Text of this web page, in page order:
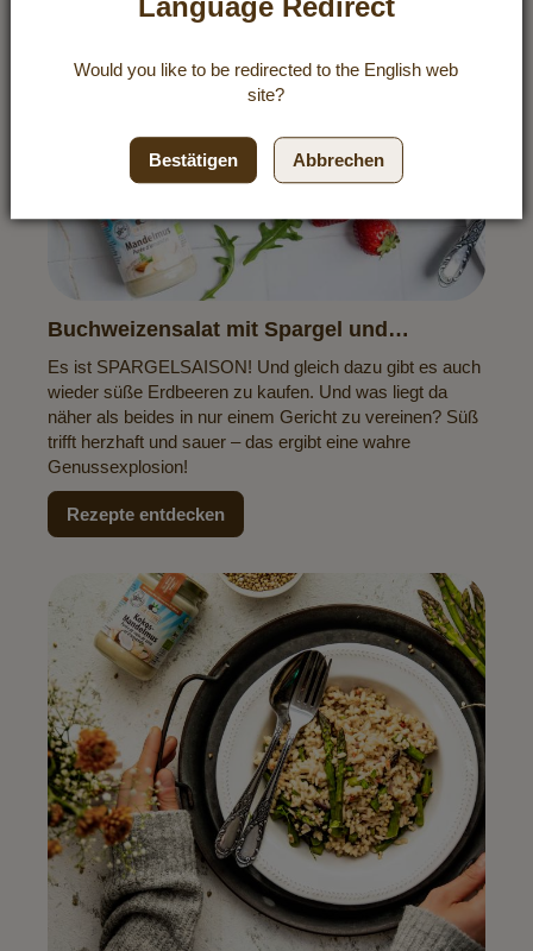
Buchweizensalat mit Spargel und
Es ist SPARGELSAISON! Und gleich dazu gibt es auch
wieder süße Erdbeeren zu kaufen. Und was liegt da
näher als beides in nur einem Gericht zu vereinen? Süß
trifft herzhaft und sauer – das ergibt eine wahre
Genussexplosion!
Rezepte entdecken
Language Redirect
Would you like to be redirected to the English web
site?
Bestätigen Abbrechen